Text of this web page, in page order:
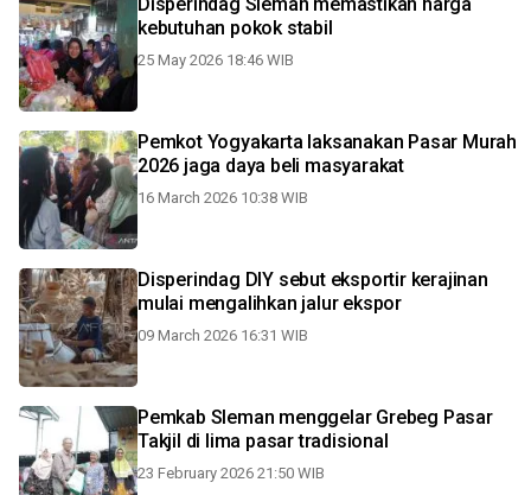
kebutuhan pokok stabil
25 May 2026 18:46 WIB
Pemkot Yogyakarta laksanakan Pasar Murah
2026 jaga daya beli masyarakat
16 March 2026 10:38 WIB
Disperindag DIY sebut eksportir kerajinan
mulai mengalihkan jalur ekspor
09 March 2026 16:31 WIB
Pemkab Sleman menggelar Grebeg Pasar
Takjil di lima pasar tradisional
23 February 2026 21:50 WIB